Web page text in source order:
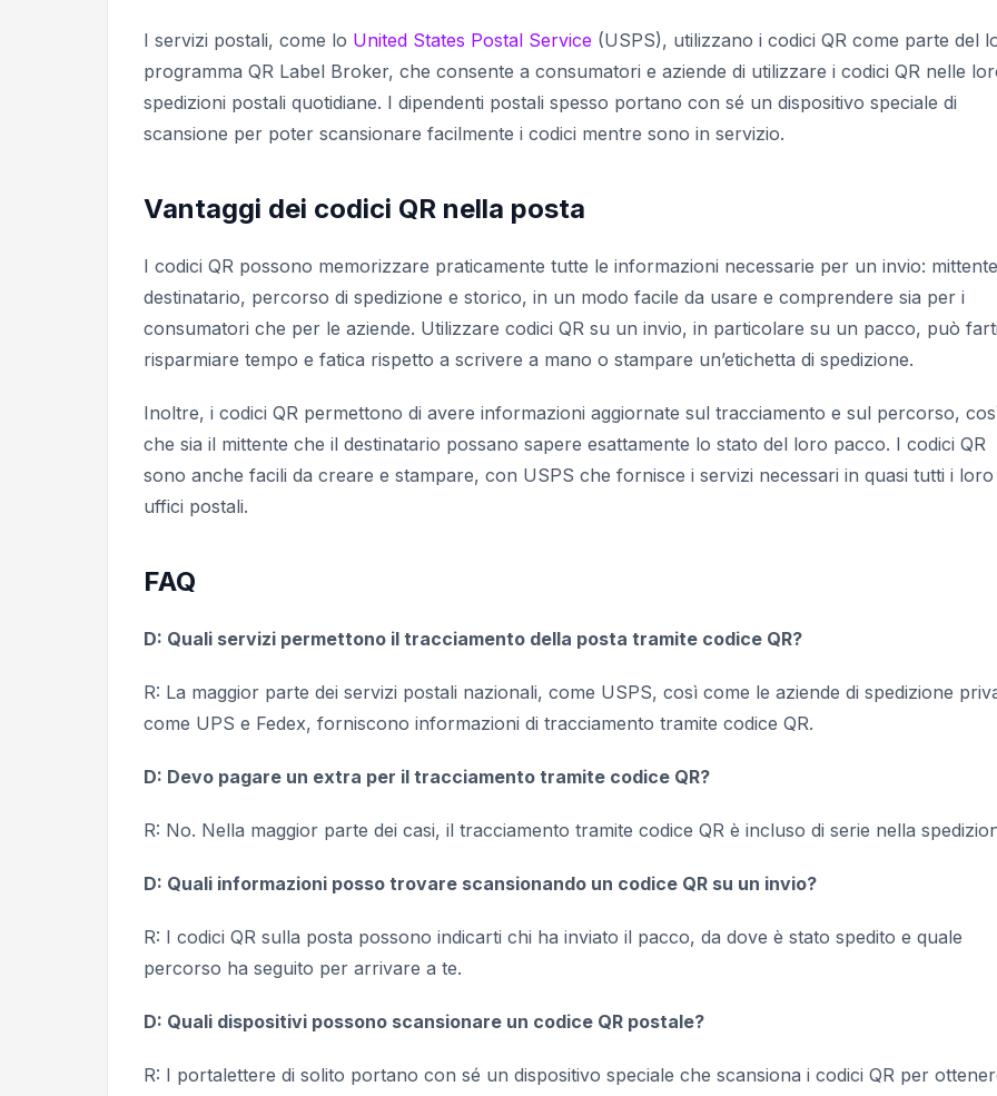
I servizi postali, come lo United States Postal Service (USPS), utilizzano i codici QR come parte del
programma QR Label Broker, che consente a consumatori e aziende di utilizzare i codici QR nelle
spedizioni postali quotidiane. I dipendenti postali spesso portano con sé un dispositivo speciale di
scansione per poter scansionare facilmente i codici mentre sono in servizio.
Vantaggi dei codici QR nella posta
I codici QR possono memorizzare praticamente tutte le informazioni necessarie per un invio:
destinatario, percorso di spedizione e storico, in un modo facile da usare e comprendere sia per i
consumatori che per le aziende. Utilizzare codici QR su un invio, in particolare su un pacco, può farti
risparmiare tempo e fatica rispetto a scrivere a mano o stampare un’etichetta di spedizione.
Inoltre, i codici QR permettono di avere informazioni aggiornate sul tracciamento e sul percorso,
che sia il mittente che il destinatario possano sapere esattamente lo stato del loro pacco. I codici QR
sono anche facili da creare e stampare, con USPS che fornisce i servizi necessari in quasi tutti i loro
uffici postali.
FAQ
D: Quali servizi permettono il tracciamento della posta tramite codice QR?
R: La maggior parte dei servizi postali nazionali, come USPS, così come le aziende di spedizione
come UPS e Fedex, forniscono informazioni di tracciamento tramite codice QR.
D: Devo pagare un extra per il tracciamento tramite codice QR?
R: No. Nella maggior parte dei casi, il tracciamento tramite codice QR è incluso di serie nella
D: Quali informazioni posso trovare scansionando un codice QR su un invio?
R: I codici QR sulla posta possono indicarti chi ha inviato il pacco, da dove è stato spedito e quale
percorso ha seguito per arrivare a te.
D: Quali dispositivi possono scansionare un codice QR postale?
R: I portalettere di solito portano con sé un dispositivo speciale che scansiona i codici QR per